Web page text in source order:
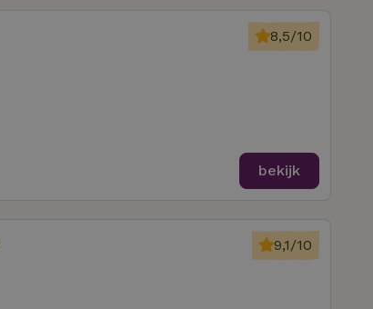
8,5/10
bekijk
9,1/10